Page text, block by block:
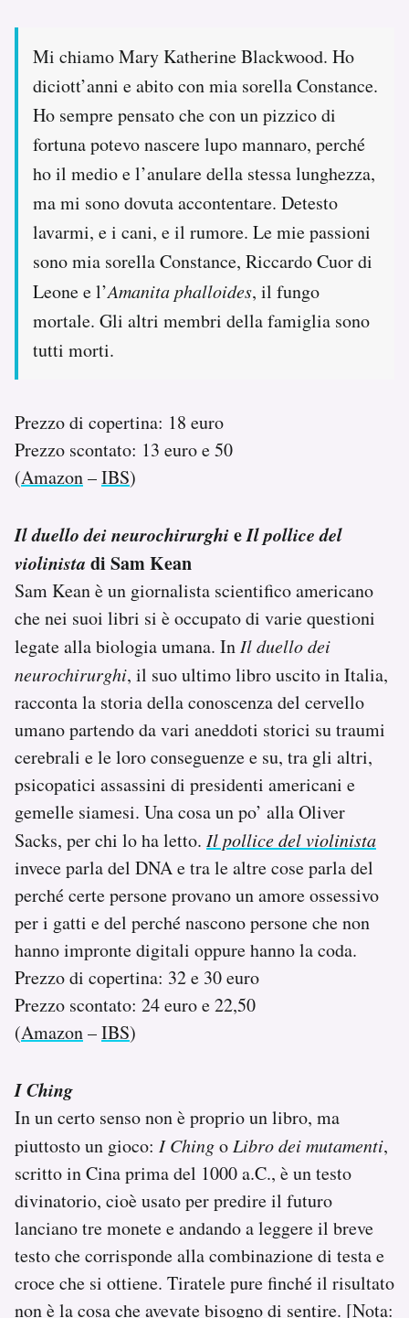
Mi chiamo Mary Katherine Blackwood. Ho
diciott’anni e abito con mia sorella Constance.
Ho sempre pensato che con un pizzico di
fortuna potevo nascere lupo mannaro, perché
ho il medio e l’anulare della stessa lunghezza,
ma mi sono dovuta accontentare. Detesto
lavarmi, e i cani, e il rumore. Le mie passioni
sono mia sorella Constance, Riccardo Cuor di
Leone e l’Amanita phalloides, il fungo
mortale. Gli altri membri della famiglia sono
tutti morti.
Prezzo di copertina: 18 euro
Prezzo scontato: 13 euro e 50
(Amazon–IBS)
Il duello dei neurochirurghieIl pollice del
violinista di Sam Kean
Sam Kean è un giornalista scientifico americano
che nei suoi libri si è occupato di varie questioni
legate alla biologia umana. In Il duello dei
neurochirurghi, il suo ultimo libro uscito in Italia,
racconta la storia della conoscenza del cervello
umano partendo da vari aneddoti storici su traumi
cerebrali e le loro conseguenze e su, tra gli altri,
psicopatici assassini di presidenti americani e
gemelle siamesi. Una cosa un po’ alla Oliver
Sacks, per chi lo ha letto. Il pollice del violinista
invece parla del DNA e tra le altre cose parla del
perché certe persone provano un amore ossessivo
per i gatti e del perché nascono persone che non
hanno impronte digitali oppure hanno la coda.
Prezzo di copertina: 32 e 30 euro
Prezzo scontato: 24 euro e 22,50
(Amazon–IBS)
I Ching
In un certo senso non è proprio un libro, ma
piuttosto un gioco: I Chingo Libro dei mutamenti,
scritto in Cina prima del 1000 a.C., è un testo
divinatorio, cioè usato per predire il futuro
lanciano tre monete e andando a leggere il breve
testo che corrisponde alla combinazione di testa e
croce che si ottiene. Tiratele pure finché il risultato
non è la cosa che avevate bisogno di sentire. [Nota: